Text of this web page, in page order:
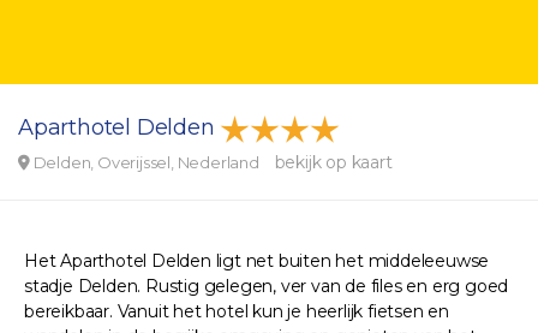
Aparthotel Delden
Delden, Overijssel, Nederland bekijk op kaart
Het Aparthotel Delden ligt net buiten het middeleeuwse
stadje Delden. Rustig gelegen, ver van de files en erg goed
bereikbaar. Vanuit het hotel kun je heerlijk fietsen en